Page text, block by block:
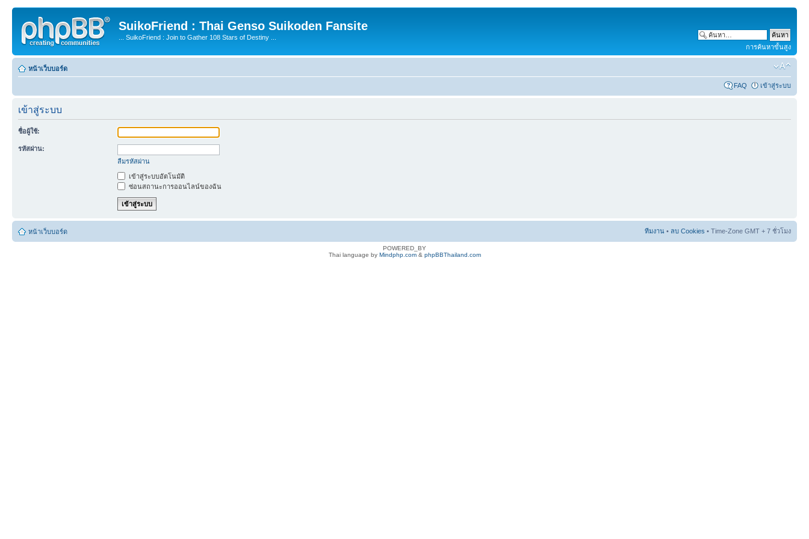
SuikoFriend : Thai Genso Suikoden Fansite
... SuikoFriend : Join to Gather 108 Stars of Destiny ...
การค้นหาขั้นสูง
หน้าเว็บบอร์ด
FAQ เข้าสู่ระบบ
เข้าสู่ระบบ
ชื่อผู้ใช้:
รหัสผ่าน:
ลืมรหัสผ่าน
เข้าสู่ระบบอัตโนมัติ
ซ่อนสถานะการออนไลน์ของฉัน
หน้าเว็บบอร์ด ทีมงาน • ลบ Cookies • Time-Zone GMT + 7 ชั่วโมง
POWERED_BY
Thai language by Mindphp.com& phpBBThailand.com